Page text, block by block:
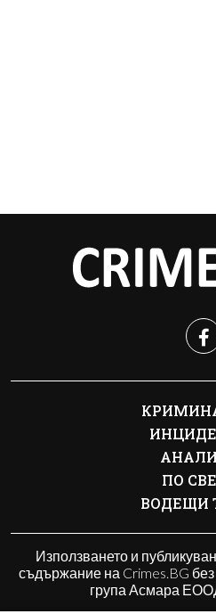
ПО
ВОДЕЩИ
Използването и
съдържание на Crimes.BG
група Асмара